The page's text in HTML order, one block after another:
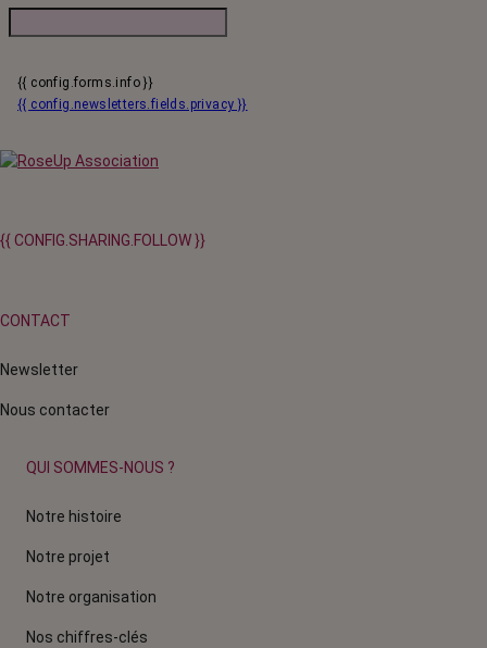
{{ config.forms.info }}
{{ config.newsletters.fields.privacy }}
{{ CONFIG.SHARING.FOLLOW }}
CONTACT
Newsletter
Nous contacter
QUI SOMMES-NOUS ?
Notre histoire
Notre projet
Notre organisation
Nos chiffres-clés